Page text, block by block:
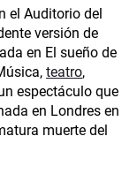
el Auditorio del
versión de
en El sueño de
teatro,
espectáculo que
en Londres en
muerte del